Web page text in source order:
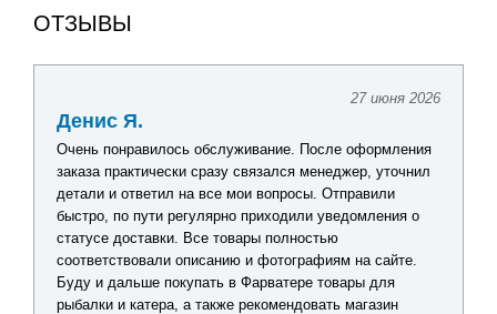
ОТЗЫВЫ
27 июня 2026
Денис Я.
Очень понравилось обслуживание. После оформления
заказа практически сразу связался менеджер, уточнил
детали и ответил на все мои вопросы. Отправили
быстро, по пути регулярно приходили уведомления о
статусе доставки. Все товары полностью
соответствовали описанию и фотографиям на сайте.
Буду и дальше покупать в Фарватере товары для
рыбалки и катера, а также рекомендовать магазин